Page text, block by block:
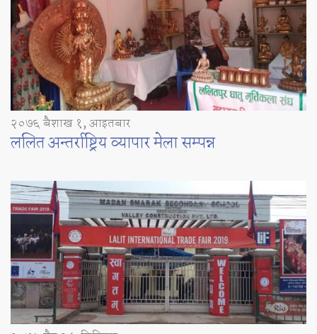
२०७६ बैशाख १, आइतबार
ललित अन्तर्राष्ट्रिय व्यापार मेला सम्पन्न